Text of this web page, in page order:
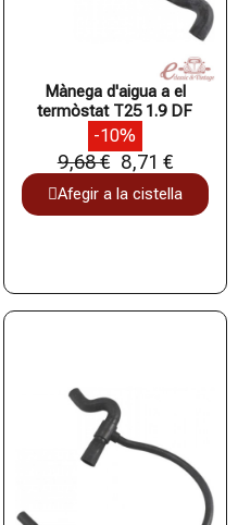
Mànega d'aigua a el
termòstat T25 1.9 DF
-10%
9,68 € 8,71 €
Afegir a la cistella